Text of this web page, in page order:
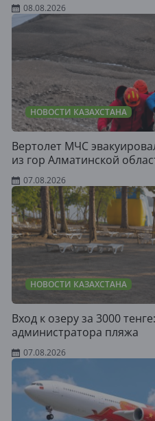
08.08.2026
НОВОСТИ КАЗАХСТАНА
Вертолет МЧС
из гор Алматинской
07.08.2026
НОВОСТИ КАЗАХСТАНА
Вход к озеру за 3000
администратора пляжа
07.08.2026